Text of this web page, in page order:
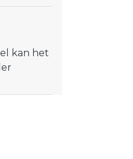
kan het